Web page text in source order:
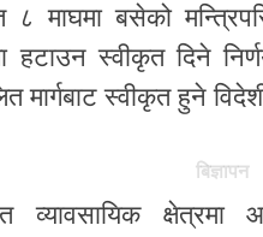
माघमा बसेको
हटाउन स्वीकृत दिने
स्वीकृत हुने
बिज्ञापन
व्यावसायिक क्षेत्रमा